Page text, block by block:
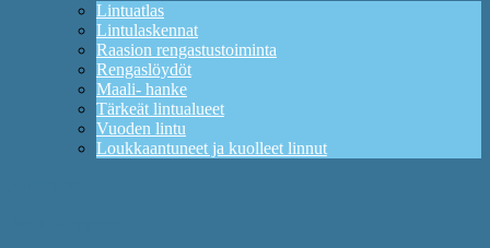
Lintuatlas
Lintulaskennat
Raasion rengastustoiminta
Rengaslöydöt
Maali- hanke
Tärkeät lintualueet
Vuoden lintu
Loukkaantuneet ja kuolleet linnut